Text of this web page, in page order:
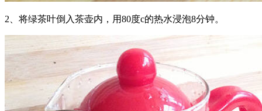
2、将绿茶叶倒入茶壶内，用80度c的热水浸泡8分钟。